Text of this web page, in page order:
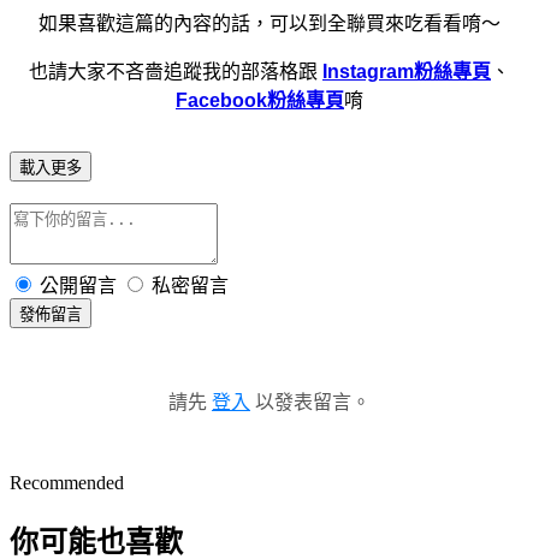
如果喜歡這篇的內容的話，可以到全聯買來吃看看唷～
也請大家不吝嗇追蹤我的部落格跟 Instagram粉絲專頁 、
Facebook粉絲專頁唷
載入更多
公開留言 私密留言
發佈留言
請先 登入 以發表留言。
Recommended
你可能也喜歡